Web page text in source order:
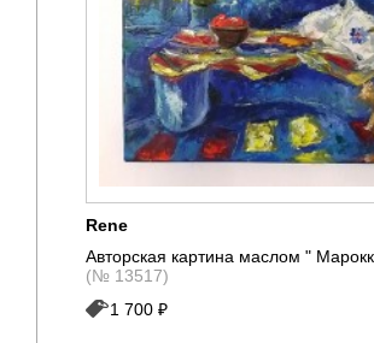
Rene
Авторская картина маслом "
(№ 13517)
1 700 ₽